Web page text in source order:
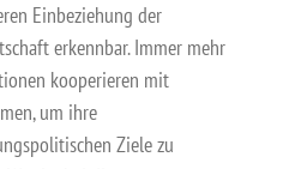
Einbeziehung der
erkennbar. Immer mehr
kooperieren mit
um ihre
Ziele zu